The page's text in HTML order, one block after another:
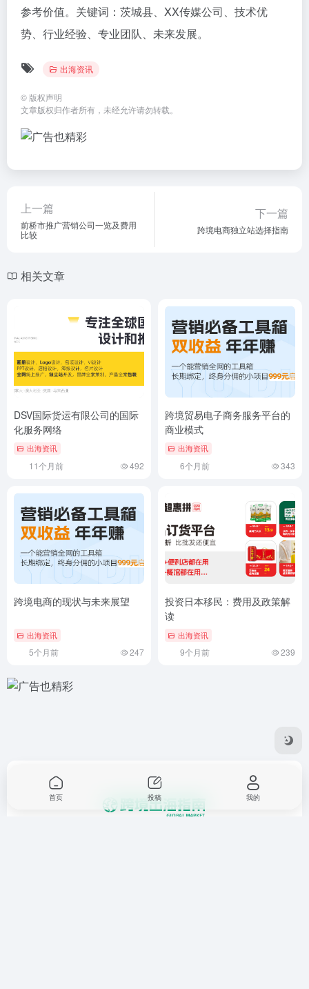
参考价值。关键词：茨城县、XX传媒公司、技术优
势、行业经验、专业团队、未来发展。
出海资讯
© 版权声明
文章版权归作者所有，未经允许请勿转载。
上一篇
前桥市推广营销公司一览及费用
比较
下一篇
跨境电商独立站选择指南
相关文章
DSV国际货运有限公司的国际
化服务网络
出海资讯
11个月前 492
跨境贸易电子商务服务平台的
商业模式
出海资讯
6个月前 343
跨境电商的现状与未来展望
出海资讯
5个月前 247
投资日本移民：费用及政策解
读
出海资讯
9个月前 239
首页 投稿 我的